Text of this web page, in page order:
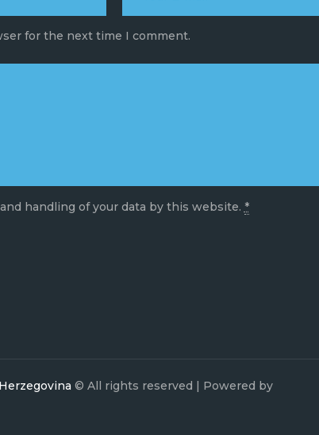
for the next time I comment.
handling of your data by this website. *
© All rights reserved | Powered by